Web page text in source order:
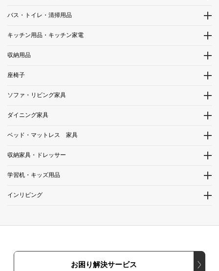
バス・トイレ・清掃用品
キッチン用品・キッチン家電
収納用品
座椅子
ソファ・リビング家具
ダイニング家具
ベッド・マットレス 家具
収納家具・ドレッサー
学習机・キッズ用品
インリビング
お困り解決サービス